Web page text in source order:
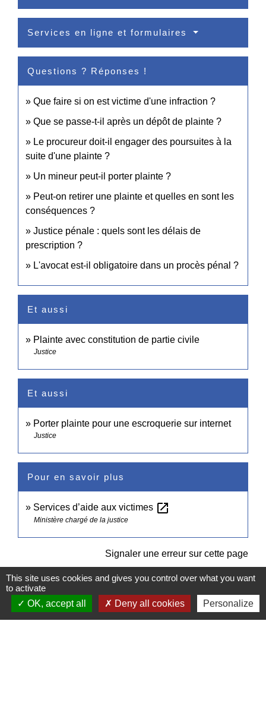
Services en ligne et formulaires
Questions ? Réponses !
Que faire si on est victime d'une infraction ?
Que se passe-t-il après un dépôt de plainte ?
Le procureur doit-il engager des poursuites à la
suite d'une plainte ?
Un mineur peut-il porter plainte ?
Peut-on retirer une plainte et quelles en sont les
conséquences ?
Justice pénale : quels sont les délais de
prescription ?
L'avocat est-il obligatoire dans un procès pénal ?
Et aussi
Plainte avec constitution de partie civile
Justice
Et aussi
Porter plainte pour une escroquerie sur internet
Justice
Pour en savoir plus
Services d’aide aux victimes open_in_new
Ministère chargé de la justice
Signaler une erreur sur cette page
This site uses cookies and gives you control over what you want
to activate
OK, accept all
Deny all cookies Personalize